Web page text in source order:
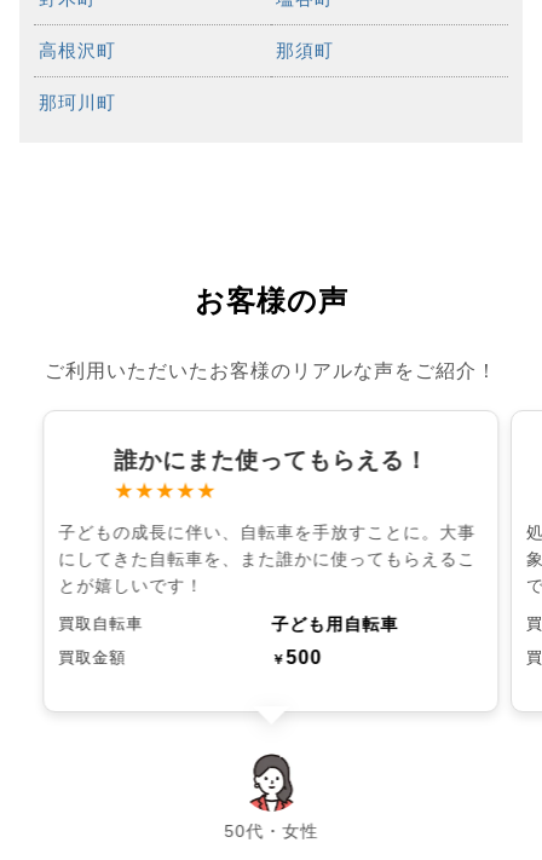
高根沢町 那須町
那珂川町
お客様の声
ご利用いただいたお客様のリアルな声をご紹介！
誰かにまた使ってもらえる！
★★★★★
子どもの成長に伴い、自転車を手放すことに。大事
にしてきた自転車を、また誰かに使ってもらえるこ
とが嬉しいです！
買取自転車 子ども用自転車
買取金額 ￥500
50代・女性
chevron_left chevron_right